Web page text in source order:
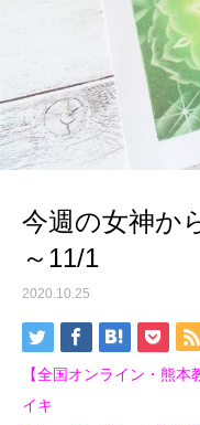
今週の女神か
～11/1
2020.10.25
【全国オンライン・熊
イキ